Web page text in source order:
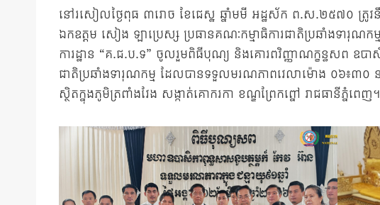
នៅរសៀលថ្ងៃពុធ ៣រោច ខែជេស្ឋ ឆ្នាំមមី អដ្ឋស័ក ព.ស.២៥៧០ ត្រូវនឹ
ឯកឧត្តម សៀង ឡាប្រេស្ស ប្រធានគណៈកម្មាធិការជាតិប្រឆាំងទារុ
ការដ្ឋាន “គ.ជ.ប.ទ” ចូលរួមពិធីបុណ្យ និងគោរពវិញ្ញាណក្ខន្ធសព ឧបាសិ
ជាតិប្រឆាំងទារុណកម្ម ដែលបានទទួលមរណភាពវេលាម៉ោង ០៦៖៣០ នា
ស្ថិតក្នុងភូមិត្រពាំងវែង សង្កាត់គោករកា ខណ្ឌព្រែកព្នៅ រាជធានីភ្នំពេញ។